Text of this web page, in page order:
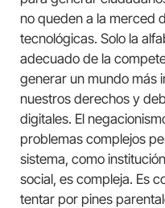
no queden a la merced
tecnológicas. Solo la
adecuado de la
generar un mundo más
nuestros derechos y
digitales. El
problemas complejos
sistema, como
social, es compleja. Es
tentar por pines